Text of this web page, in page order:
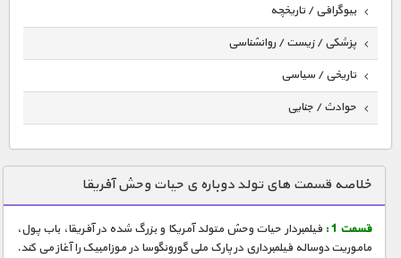
بیوگرافی / تاریخچه
پزشکی / زیست / روانشناسی
تاریخی / سیاسی
حوادث / جنایی
دنیای خوراکی ها
زمین شناسی / محیط زیست
سازه/ معماری/ مهندسی
خلاصه قسمت های تولد دوباره ی حیات وحش آفریقا
قسمت 1 :
فیلمبردار حیات وحش متولد آمریکا و بزرگ شده در آفریقا، باب پول،
ماموریت دوساله فیلمبرداری در پارک ملی گورونگوسا در موزامبیک را آغاز می کند.